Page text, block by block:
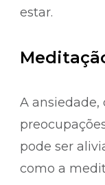
estar.
A ansiedade,
pode ser
como a